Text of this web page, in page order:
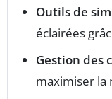
Outils de
éclairées
Gestion des
maximiser la